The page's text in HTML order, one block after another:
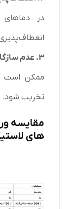
در
3. عدم سازگاری با برخی مواد خاص:
ممکن است
تخریب شود.
مقایسه
های